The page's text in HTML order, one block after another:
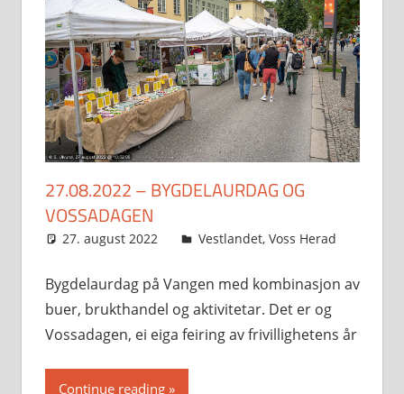
27.08.2022 – BYGDELAURDAG OG
VOSSADAGEN
27. august 2022 Svein
Vestlandet, Voss Herad
Bygdelaurdag på Vangen med kombinasjon av
buer, brukthandel og aktivitetar. Det er og
Vossadagen, ei eiga feiring av frivillighetens år
Continue reading